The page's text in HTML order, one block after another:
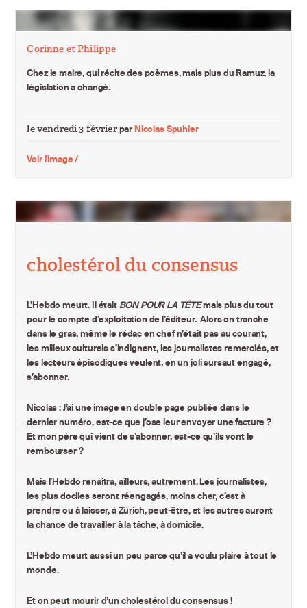
Corinne et Philippe
Chez le maire, qui récite des poèmes, mais plus du Ramuz, la
législation a changé.
le vendredi 3 févrierparNicolas Spuhler
Voir l'image /
cholestérol du consensus
L’Hebdo meurt. Il était BON POUR LA TÊTEmais plus du tout
pour le compte d’exploitation de l’éditeur. Alors on tranche
dans le gras, même le rédac en chef n’était pas au courant,
les milieux culturels s’indignent, les journalistes remerciés, et
les lecteurs épisodiques veulent, en un joli sursaut engagé,
s’abonner.
Nicolas : J’ai une image en double page publiée dans le
dernier numéro, est-ce que j’ose leur envoyer une facture ?
Et mon père qui vient de s’abonner, est-ce qu’ils vont le
rembourser ?
Mais l’Hebdo renaîtra, ailleurs, autrement. Les journalistes,
les plus dociles seront réengagés, moins cher, c’est à
prendre ou à laisser, à Zürich, peut-être, et les autres auront
la chance de travailler à la tâche, à domicile.
L’Hebdo meurt aussi un peu parce qu’il a voulu plaire à tout le
monde.
Et on peut mourir d’un cholestérol du consensus !